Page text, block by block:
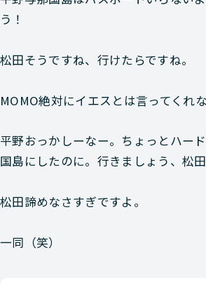
う！
松田そうですね、行けたらですね。
MOMO絶対にイエスとは言ってくれな
平野おっかしーなー。ちょっとハー
国島にしたのに。行きましょう、松田
松田諦めなさすぎですよ。
一同 （笑）